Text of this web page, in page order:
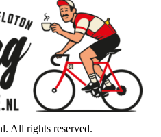
All rights reserved.